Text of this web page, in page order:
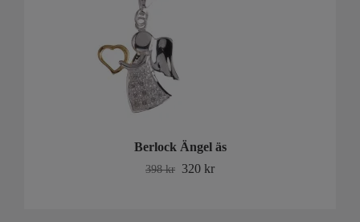
Berlock Ängel äs
398 kr 320 kr